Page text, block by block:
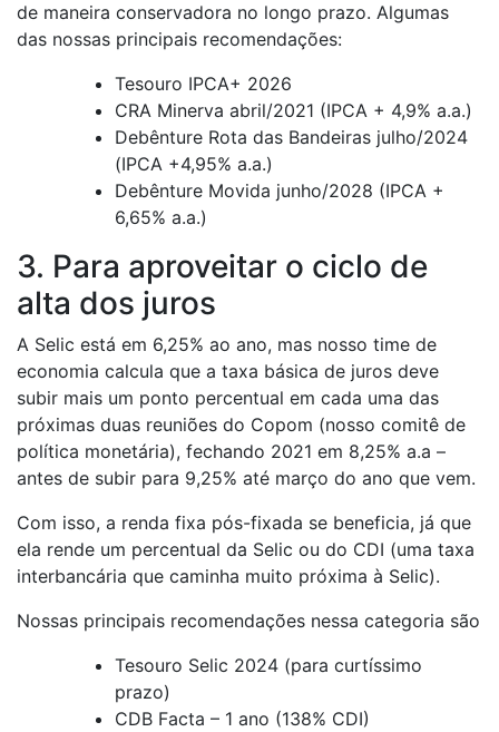
de maneira conservadora no longo prazo. Algumas
das nossas principais recomendações:
Tesouro IPCA+ 2026
CRA Minerva abril/2021 (IPCA + 4,9% a.a.)
Debênture Rota das Bandeiras julho/2024
(IPCA +4,95% a.a.)
Debênture Movida junho/2028 (IPCA +
6,65% a.a.)
3. Para aproveitar o ciclo de
alta dos juros
A Selic está em 6,25% ao ano, mas nosso time de
economia calcula que a taxa básica de juros deve
subir mais um ponto percentual em cada uma das
próximas duas reuniões do Copom (nosso comitê de
política monetária), fechando 2021 em 8,25% a.a –
antes de subir para 9,25% até março do ano que vem.
Com isso, a renda fixa pós-fixada se beneficia, já que
ela rende um percentual da Selic ou do CDI (uma taxa
interbancária que caminha muito próxima à Selic).
Nossas principais recomendações nessa categoria são
Tesouro Selic 2024 (para curtíssimo
prazo)
CDB Facta – 1 ano (138% CDI)